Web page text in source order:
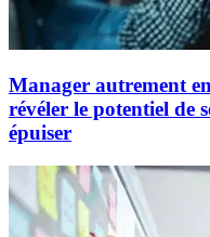
Manager autrement
révéler le potentiel de
épuiser